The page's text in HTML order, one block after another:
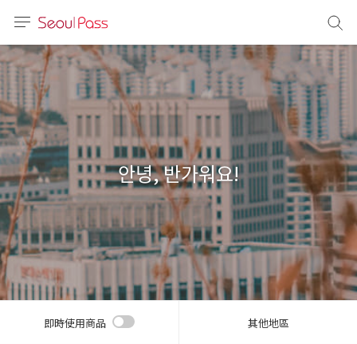
体)
文 (台灣)
안녕, 반가워요!
即時使用商品 其他地區